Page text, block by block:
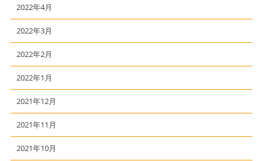
2022年4月
2022年3月
2022年2月
2022年1月
2021年12月
2021年11月
2021年10月